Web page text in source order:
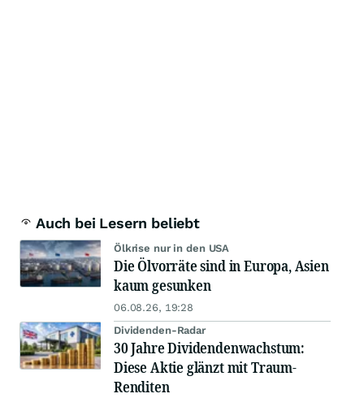
Auch bei Lesern beliebt
Ölkrise nur in den USA
Die Ölvorräte sind in Europa, Asien
kaum gesunken
06.08.26, 19:28
Dividenden-Radar
30 Jahre Dividendenwachstum:
Diese Aktie glänzt mit Traum-
Renditen